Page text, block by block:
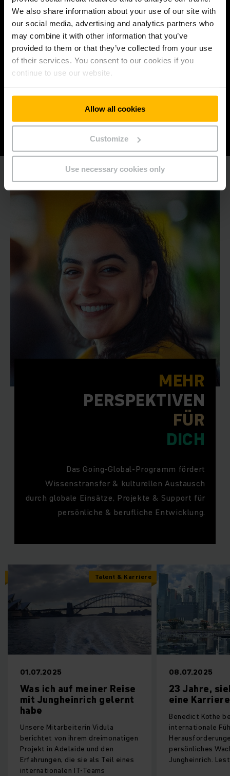
We also share information about your use of our site with
our social media, advertising and analytics partners who
may combine it with other information that you’ve
provided to them or that they’ve collected from your use
of their services. You consent to our cookies if you
continue to use our website.
Allow all cookies
Customize
Use necessary cookies only
ZUSAMMENHALT
und für unser Umfeld, indem wir uns vertrauen
und mit Respekt handeln.
MEHR
PERSPEKTIVEN
FÜR
DICH
Das Going-Global-Programm fördert
Wissenstransfer & kulturellen Austausch
durch globale Einsätze, Projekte & Support für
persönliche & berufliche Entwicklung.
meiner Reise
gelernt
Vidula
dreimonatigen
und den
sie als Teil eines
IT-Teams
Talent &
23 Jahre, sieben Länder,
eine Karriere
Benedict Kothe berichtet über
internationale Führung, kulturelle
Herausforderungen und
persönliches Wachstum bei
Jungheinrich. Lest selbst.